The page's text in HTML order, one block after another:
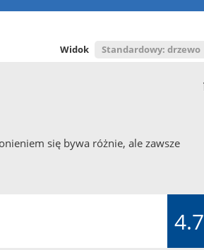
Widok
się bywa różnie, ale zawsze
4.7